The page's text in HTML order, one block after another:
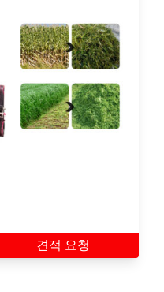
견적 요청